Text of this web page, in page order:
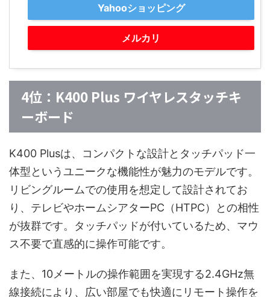
Yahooショッピング
メルカリ
4位：K400 Plus ワイヤレスタッチキ
ーボード
K400 Plusは、コンパクトな設計とタッチパッド一
体型というユニークな機能性が魅力のモデルです。
リビングルームでの使用を想定して設計されてお
り、テレビやホームシアターPC（HTPC）との相性
が抜群です。タッチパッドが付いているため、マウ
ス不要で直感的に操作可能です。
また、10メートルの操作範囲を実現する2.4GHz無
線接続により、広い部屋でも快適にリモート操作を